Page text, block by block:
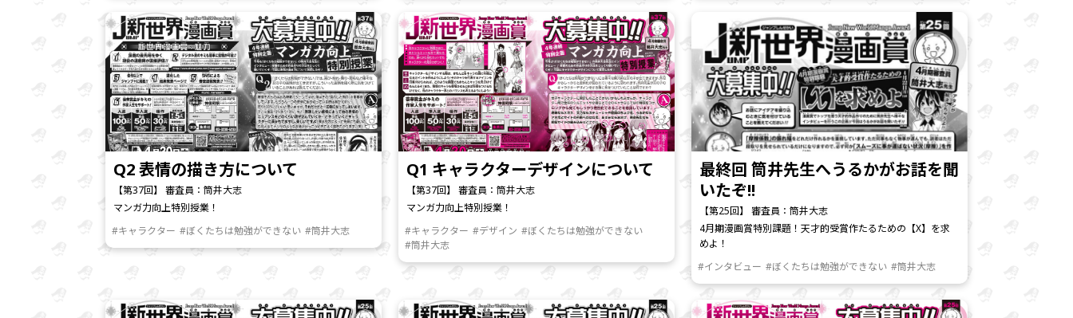
Q2 表情の描き方について
【第37回】 審査員：筒井大志
マンガ力向上特別授業！
#キャラクター #ぼくたちは勉強ができない #筒井大志
Q1 キャラクターデザインについて
【第37回】 審査員：筒井大志
マンガ力向上特別授業！
#キャラクター #デザイン #ぼくたちは勉強ができない
#筒井大志
最終回 筒井先生へうるかがお話を聞
いたぞ!!
【第25回】 審査員：筒井大志
4月期漫画賞特別課題！天才的受賞作たるための【X】を求
めよ！
#インタビュー #ぼくたちは勉強ができない #筒井大志